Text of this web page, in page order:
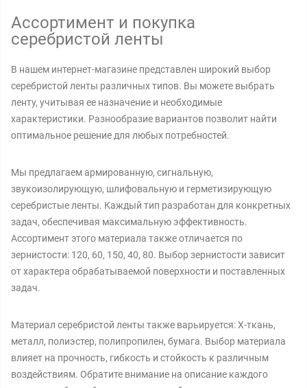
Ассортимент и покупка
серебристой ленты
В нашем интернет-магазине представлен широкий выбор
серебристой ленты различных типов. Вы можете выбрать
ленту, учитывая ее назначение и необходимые
характеристики. Разнообразие вариантов позволит найти
оптимальное решение для любых потребностей.
Мы предлагаем армированную, сигнальную,
звукоизолирующую, шлифовальную и герметизирующую
серебристые ленты. Каждый тип разработан для конкретных
задач, обеспечивая максимальную эффективность.
Ассортимент этого материала также отличается по
зернистости: 120, 60, 150, 40, 80. Выбор зернистости зависит
от характера обрабатываемой поверхности и поставленных
задач.
Материал серебристой ленты также варьируется: Х-ткань,
металл, полиэстер, полипропилен, бумага. Выбор материала
влияет на прочность, гибкость и стойкость к различным
воздействиям. Обратите внимание на описание каждого